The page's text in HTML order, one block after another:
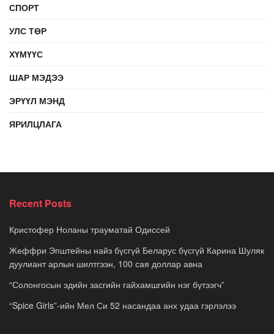
СПОРТ
УЛС ТӨР
ХҮМҮҮС
ШАР МЭДЭЭ
ЭРҮҮЛ МЭНД
ЯРИЛЦЛАГА
Recent Posts
Кристофер Ноланы трауматай Одиссей
Жеффри Эпштейны найз бүсгүй Беларус бүсгүй Карина Шуляк
дуулиант арлын шилтгээн, 100 сая доллар авна
“Солонгосын эдийн засгийн гайхамшгийн нэг бүтээгч”
“Spice Girls”-ийн Мел Си 52 насандаа анх удаа гэрлэлээ